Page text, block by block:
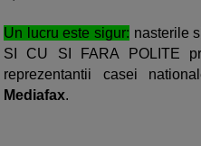
Un lucru este sigur: nasterile
SI CU SI FARA POLITE
reprezentantii casei
Mediafax.